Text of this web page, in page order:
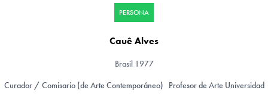
PERSONA
Cauê Alves
Brasil1977
Curador / Comisario (de Arte Contemporáneo)
Profesor de Arte Universidad